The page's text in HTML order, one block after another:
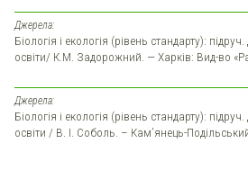
Джерела:
Біологія і екологія (рівень стандарту):
освіти/ К.М. Задорожний. — Харків: Вид-во
Джерела:
Біологія і екологія (рівень стандарту):
освіти / В. І. Соболь. – Кам’янець-